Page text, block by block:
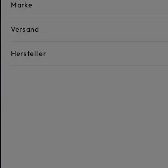
Marke
Versand
Hersteller